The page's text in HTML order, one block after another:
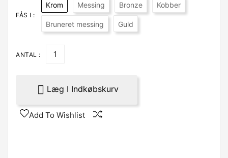
FÅS I :
Krom Messing Bronze Kobber
Bruneret messing Guld
ANTAL :
 Læg I Indkøbskurv
Add To Wishlist